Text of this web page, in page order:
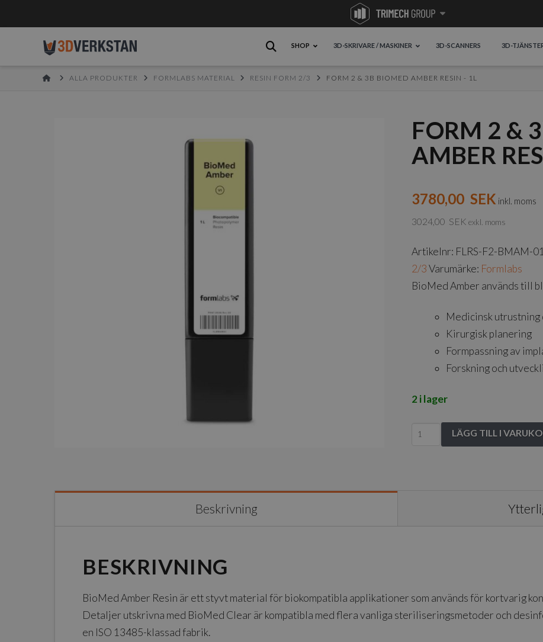
SHOP 3D-SKRIVARE / MASKINER 3D-SCANNERS 3D-
HOMEALLA PRODUKTER FORMLABS MATERIAL RESIN FORM 2/3 FORM 2 & 3B BIOMED AMBER RESIN - 1L
FORM 2 &
AMBER
3780,00 SEK inkl. moms
3024,00 SEK exkl. moms
Artikelnr: FLRS-F2-BMAM-
2/3 Varumärke: Formlabs
BioMed Amber används till
Medicinsk
Kirurgisk planering
Formpassning av
Forskning och
2 i lager
Form
LÄGG TILL I
Beskrivning
BESKRIVNING
BioMed Amber Resin är ett styvt material för biokompatibla applikationer som används för kortvarig
Detaljer utskrivna med BioMed Clear är kompatibla med flera vanliga steriliseringsmetoder och
en ISO 13485-klassad fabrik.